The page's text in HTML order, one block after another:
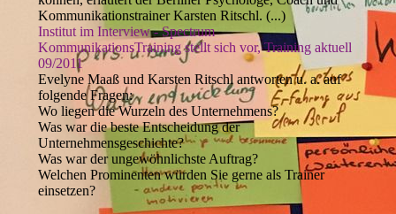
Kommunikationstrainer Karsten Ritschl. (...)
Institut im Interview - Spectrum
KommunikationsTraining stellt sich vor, Training aktuell
09/2011
Evelyne Maaß und Karsten Ritschl antworten u. a. auf
folgende Fragen:
Wo liegen die Wurzeln des Unternehmens?
Was war die beste Entscheidung der
Unternehmensgeschichte?
Was war der ungewöhnlichste Auftrag?
Welchen Prominenten würden Sie gerne als Trainer
einsetzen?